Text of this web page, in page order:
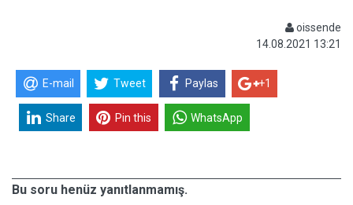
oissende
14.08.2021 13:21
E-mail Tweet Paylas +1
Share Pin this WhatsApp
Bu soru henüz yanıtlanmamış.